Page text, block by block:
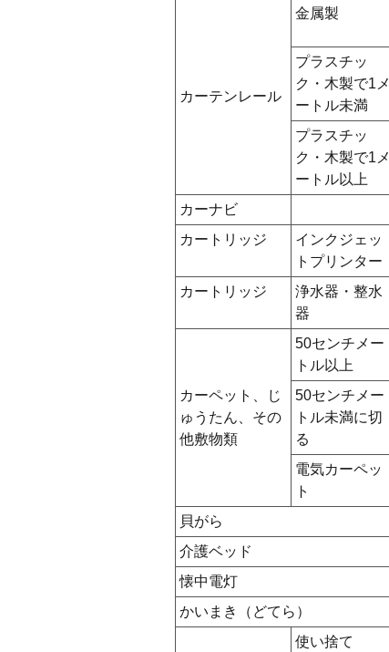
カーテンレール
金属製
プラスチッ
ク・木製で1メ
ートル未満
プラスチッ
ク・木製で1メ
ートル以上
カーナビ
カートリッジ
インクジェッ
トプリンター
カートリッジ
浄水器・整水
器
カーペット、じ
ゅうたん、その
他敷物類
50センチメー
トル以上
50センチメー
トル未満に切
る
電気カーペッ
ト
貝がら
介護ベッド
懐中電灯
かいまき（どてら）
使い捨て